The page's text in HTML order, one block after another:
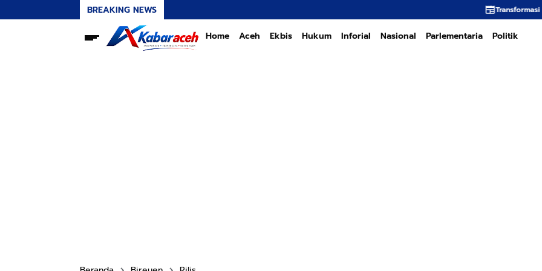
BREAKING NEWS Transformasi PT PEMA
Home Aceh Ekbis Hukum Inforial Nasional Parlementaria Politik